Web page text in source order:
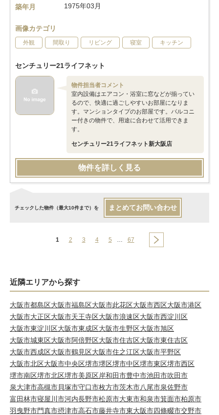
築年月
1975年03月
画像カテゴリ
外観 間取り リビング 寝室 キッチン
センチュリー21ライフネット
物件担当者コメント
室内設備はエアコン・浴室に窓などが揃ってい
るので、快適に過ごしやすいお部屋になりま
す。マンションタイプのお部屋です。バルコニ
ー付きの物件で、用途に合わせて活用できま
す。
センチュリー21ライフネット新大阪店
物件を詳しく見る
チェックした物件（最大10件まで）を まとめてお問い合わせ
1 2 3 4 5 … 67
近隣エリアから探す
大阪市都島区大阪市福島区大阪市此花区大阪市西区大阪市港区
大阪市大正区大阪市天王寺区大阪市浪速区大阪市西淀川区
大阪市東淀川区大阪市東成区大阪市生野区大阪市旭区
大阪市城東区大阪市阿倍野区大阪市住吉区大阪市東住吉区
大阪市西成区大阪市鶴見区大阪市住之江区大阪市平野区
大阪市北区大阪市中央区堺市堺区堺市中区堺市東区堺市西区
堺市南区堺市北区堺市美原区岸和田市豊中市池田市吹田市
泉大津市高槻市貝塚市守口市枚方市茨木市八尾市泉佐野市
富田林市寝屋川市河内長野市松原市大東市和泉市箕面市柏原市
羽曳野市門真市摂津市高石市藤井寺市東大阪市四條畷市交野市